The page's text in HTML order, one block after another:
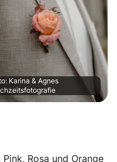
Karina & Agnes
Rosa und Orange